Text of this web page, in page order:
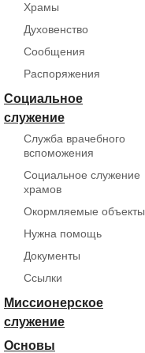
Храмы
Духовенство
Сообщения
Распоряжения
Социальное
служение
Служба врачебного
вспоможения
Социальное служение
храмов
Окормляемые объекты
Нужна помощь
Документы
Ссылки
Миссионерское
служение
Основы